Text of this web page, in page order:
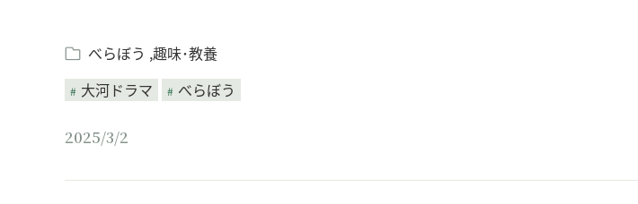
べらぼう 趣味･教養
大河ドラマ
べらぼう
2025/3/2